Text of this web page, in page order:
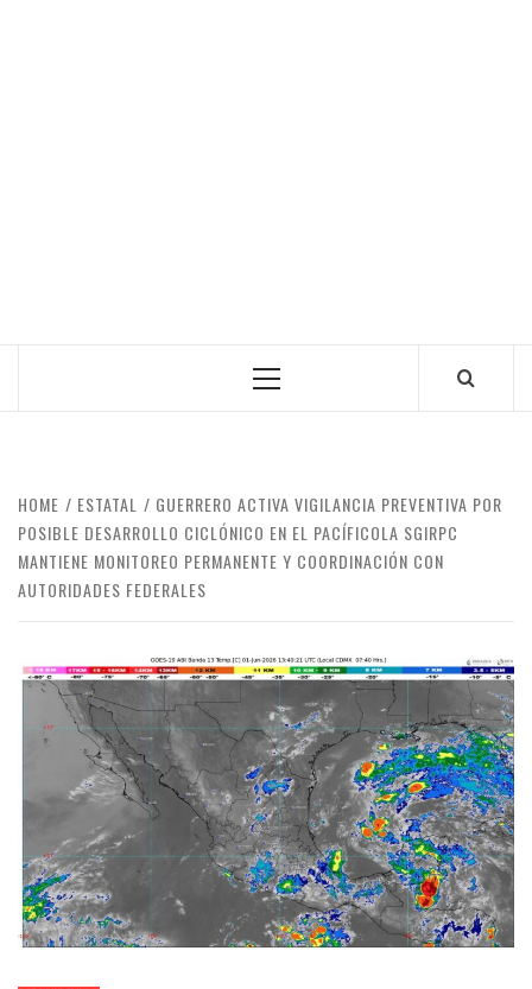
Primary
HOME ESTATAL
GUERRERO ACTIVA VIGILANCIA PREVENTIVA POR
POSIBLE DESARROLLO CICLÓNICO EN EL PACÍFICOLA SGIRPC
MANTIENE MONITOREO PERMANENTE Y COORDINACIÓN CON
AUTORIDADES FEDERALES